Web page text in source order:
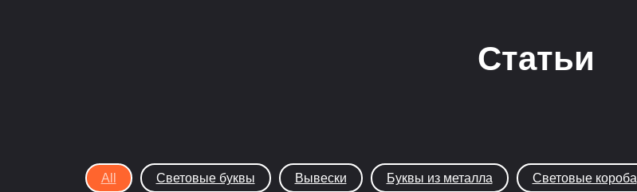
Статьи
All Световые буквы Вывески Буквы из металла Световые короба